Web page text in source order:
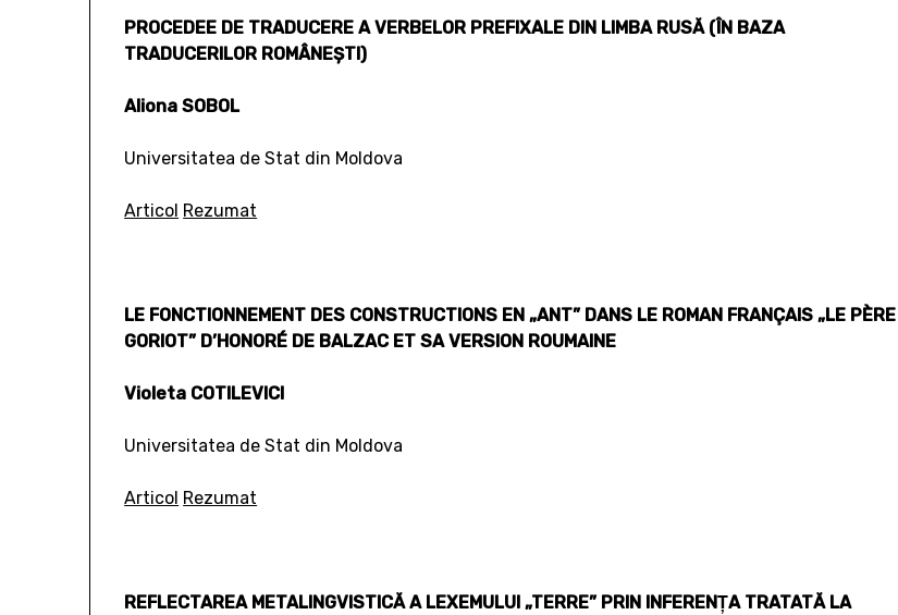
PROCEDEE DE TRADUCERE A VERBELOR PREFIXALE DIN LIMBA RUSĂ (ÎN BAZA
TRADUCERILOR ROMÂNEŞTI)
Aliona SOBOL
Universitatea de Stat din Moldova
Articol Rezumat
LE FONCTIONNEMENT DES CONSTRUCTIONS EN „ANT” DANS LE ROMAN FRANÇAIS „LE PÈRE
GORIOT” D’HONORÉ DE BALZAC ET SA VERSION ROUMAINE
Violeta COTILEVICI
Universitatea de Stat din Moldova
Articol Rezumat
REFLECTAREA METALINGVISTICĂ A LEXEMULUI „TERRE” PRIN INFERENŢA TRATATĂ LA